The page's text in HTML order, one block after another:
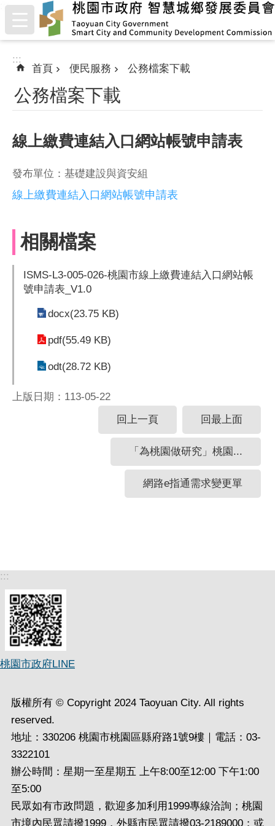
跳到主要內容區塊
:::
:::
首頁 便民服務 公務檔案下載
公務檔案下載
線上繳費連結入口網站帳號申請表
發布單位：基礎建設與資安組
線上繳費連結入口網站帳號申請表
相關檔案
ISMS-L3-005-026-桃園市線上繳費連結入口網站帳
號申請表_V1.0
docx(23.75 KB)
pdf(55.49 KB)
odt(28.72 KB)
上版日期：113-05-22
回上一頁
回最上面
「為桃園做研究」桃園...
網路e指通需求變更單
:::
桃園市政府LINE
版權所有 © Copyright 2024 Taoyuan City. All rights
reserved.
地址：330206 桃園市桃園區縣府路1號9樓｜電話：03-
3322101
辦公時間：星期一至星期五 上午8:00至12:00 下午1:00
至5:00
民眾如有市政問題，歡迎多加利用1999專線洽詢；桃園
市境內民眾請撥1999，外縣市民眾請撥03-2189000；或